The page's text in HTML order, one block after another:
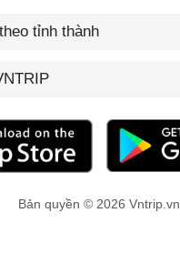
tỉnh thành
Bản quyền © 2026 Vntrip.vn